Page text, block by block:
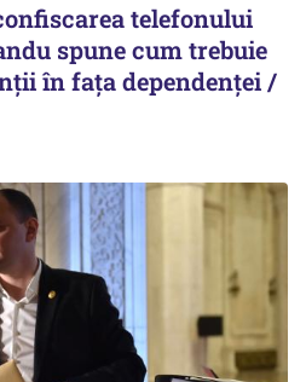
telefonului
spune cum trebuie
în fața dependenței /